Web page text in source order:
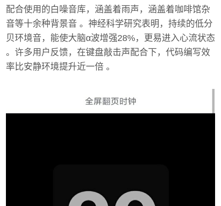
配合使用的白噪音库，涵盖着雨声，涵盖着咖啡馆杂
音等十余种背景音 。神经科学研究表明，持续的低分
贝环境音，能使大脑α波增强28%，更易进入心流状态
。许多用户反馈，在键盘敲击声配合下，代码编写效
率比安静环境提升近一倍 。